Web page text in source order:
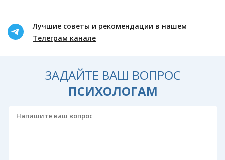
Лучшие советы и рекомендации в нашем
Телеграм канале
ЗАДАЙТЕ ВАШ ВОПРОС
ПСИХОЛОГАМ